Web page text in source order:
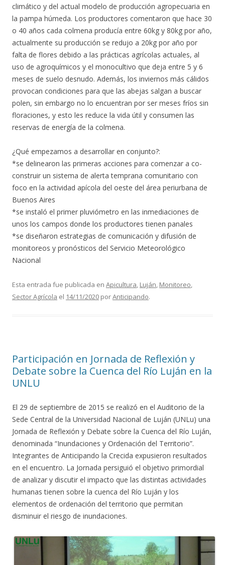
climático y del actual modelo de producción agropecuaria en
la pampa húmeda. Los productores comentaron que hace 30
o 40 años cada colmena producía entre 60kg y 80kg por año,
actualmente su producción se redujo a 20kg por año por
falta de flores debido a las prácticas agrícolas actuales, al
uso de agroquímicos y el monocultivo que deja entre 5 y 6
meses de suelo desnudo. Además, los inviernos más cálidos
provocan condiciones para que las abejas salgan a buscar
polen, sin embargo no lo encuentran por ser meses fríos sin
floraciones, y esto les reduce la vida útil y consumen las
reservas de energía de la colmena.
¿Qué empezamos a desarrollar en conjunto?:
*se delinearon las primeras acciones para comenzar a co-
construir un sistema de alerta temprana comunitario con
foco en la actividad apícola del oeste del área periurbana de
Buenos Aires
*se instaló el primer pluviómetro en las inmediaciones de
unos los campos donde los productores tienen panales
*se diseñaron estrategias de comunicación y difusión de
monitoreos y pronósticos del Servicio Meteorológico
Nacional
Esta entrada fue publicada en Apicultura, Luján, Monitoreo,
Sector Agrícola el 14/11/2020 porAnticipando.
Participación en Jornada de Reflexión y
Debate sobre la Cuenca del Río Luján en la
UNLU
El 29 de septiembre de 2015 se realizó en el Auditorio de la
Sede Central de la Universidad Nacional de Luján (UNLu) una
Jornada de Reflexión y Debate sobre la Cuenca del Río Luján,
denominada “Inundaciones y Ordenación del Territorio”.
Integrantes de Anticipando la Crecida expusieron resultados
en el encuentro. La Jornada persiguió el objetivo primordial
de analizar y discutir el impacto que las distintas actividades
humanas tienen sobre la cuenca del Río Luján y los
elementos de ordenación del territorio que permitan
disminuir el riesgo de inundaciones.